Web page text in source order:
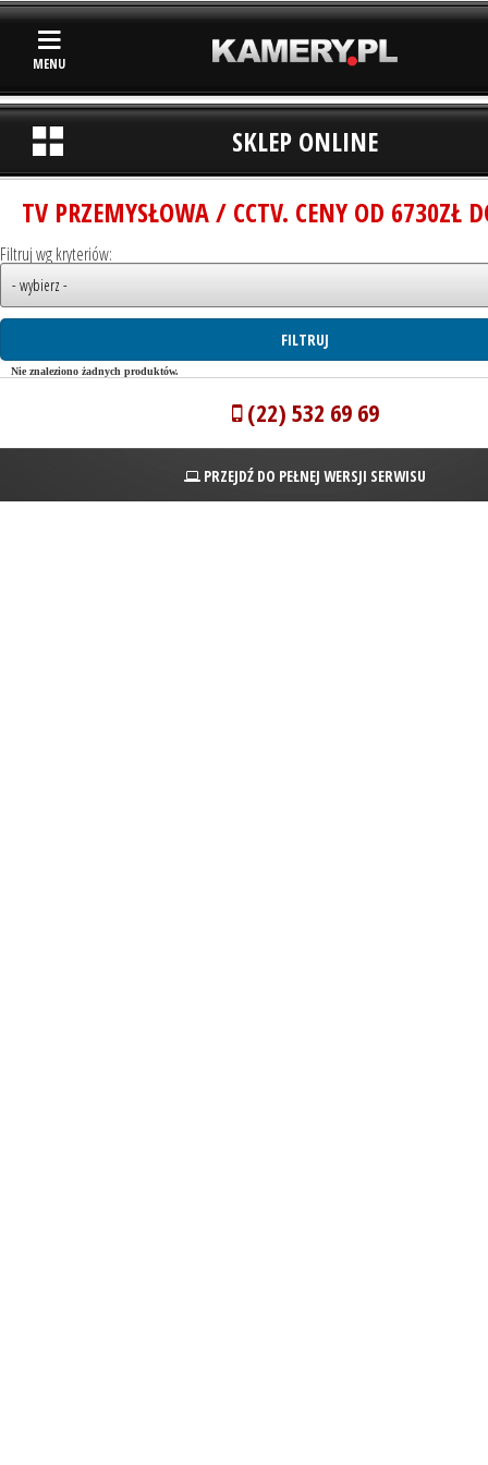
MENU
SKLEP ONLINE
TV PRZEMYSŁOWA / CCTV. CENY OD 6730ZŁ
Filtruj wg kryteriów:
Nie znaleziono żadnych produktów.
(22) 532 69 69
PRZEJDŹ DO PEŁNEJ WERSJI SERWISU